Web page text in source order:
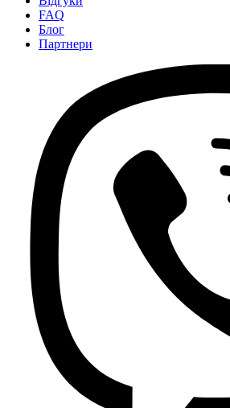
FAQ
Блог
Партнери